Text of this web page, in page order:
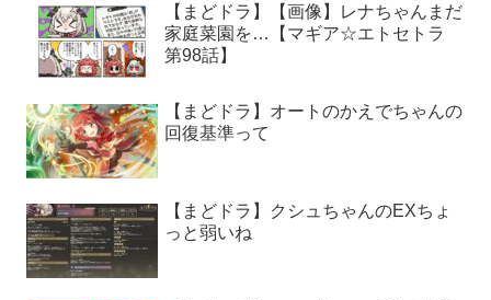
【まどドラ】【画像】レナちゃんまだ
家庭菜園を…【マギア☆エトセトラ
第98話】
【まどドラ】オートのかえでちゃんの
回復基準って
【まどドラ】クシュちゃんのEXちょ
っと弱いね